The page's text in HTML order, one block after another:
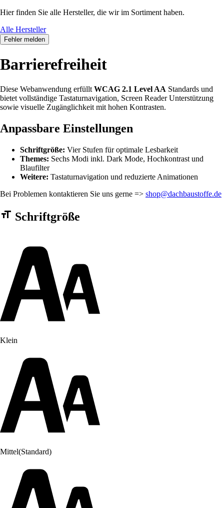
Hier finden Sie alle Hersteller, die wir im Sortiment haben.
Alle Hersteller
Fehler melden
Barrierefreiheit
Diese Webanwendung erfüllt WCAG 2.1 Level AA Standards und
bietet vollständige Tastaturnavigation, Screen Reader Unterstützung
sowie visuelle Zugänglichkeit mit hohen Kontrasten.
Anpassbare Einstellungen
Schriftgröße: Vier Stufen für optimale Lesbarkeit
Themes: Sechs Modi inkl. Dark Mode, Hochkontrast und
Blaufilter
Weitere: Tastaturnavigation und reduzierte Animationen
Bei Problemen kontaktieren Sie uns gerne => shop@dachbaustoffe.de
Barrierefreiheit Einstellungen Formular
Schriftgröße
Klein
Mittel(Standard)